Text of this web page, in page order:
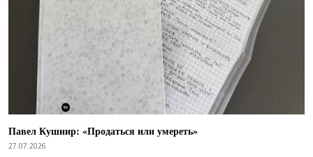
Павел Кушнир: «Продаться или умереть»
27.07.2026